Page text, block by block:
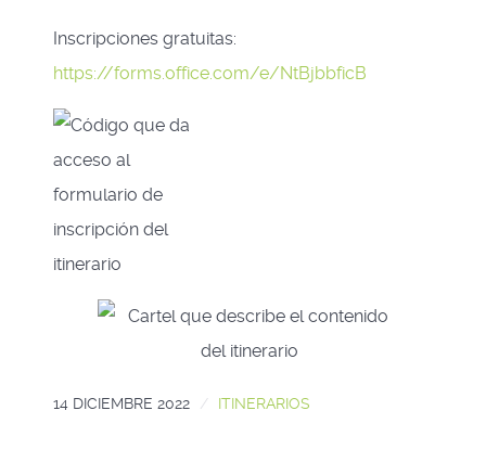
Inscripciones gratuitas:
https://forms.office.com/e/NtBjbbficB
14 DICIEMBRE 2022 ITINERARIOS